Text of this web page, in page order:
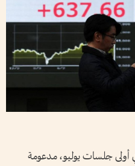
أولى جلسات يوليو، مدعومة